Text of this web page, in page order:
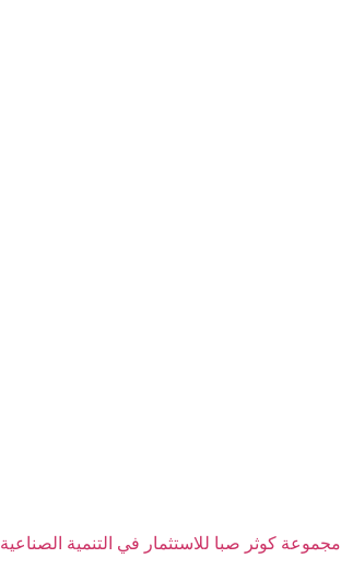
مجموعة كوثر صبا للاستثمار في التنمية الصناعية
فارسی